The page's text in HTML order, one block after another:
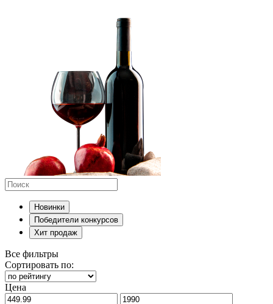
Новинки
Победители конкурсов
Хит продаж
Все фильтры
Сортировать по:
Цена